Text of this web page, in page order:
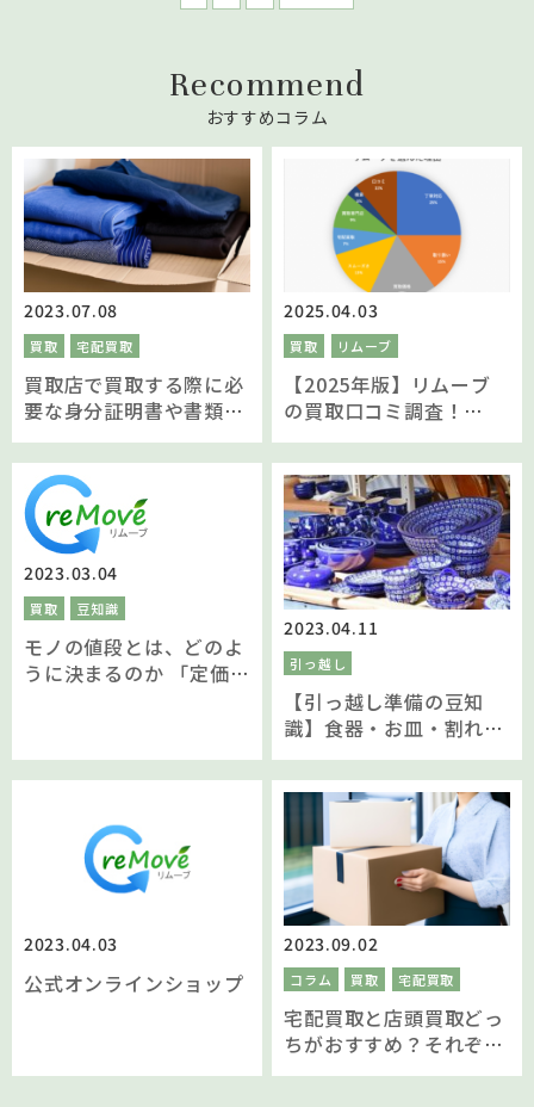
Recommend
おすすめコラム
2023.07.08
買取 宅配買取
買取店で買取する際に必
要な身分証明書や書類っ
てなに？
2025.04.03
買取 リムーブ
【2025年版】リムーブ
の買取口コミ調査！
reMOVE(リムーブ)を選
んでいただいた理由を聞
きました
2023.03.04
買取 豆知識
モノの値段とは、どのよ
うに決まるのか 「定価と
2023.04.11
引っ越し
【引っ越し準備の豆知
識】食器・お皿・割れ物
の梱包テクニックを紹介
｜梱包資材や詰め方のコ
2023.04.03
公式オンラインショップ
2023.09.02
コラム 買取 宅配買取
宅配買取と店頭買取どっ
ちがおすすめ？それぞれ
のサービスを比較し違い